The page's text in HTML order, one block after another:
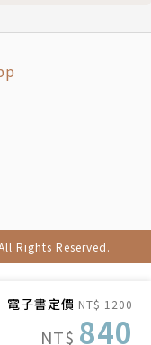
電子書定價 NT$ 1200
NT$ 840
些營養素有助於預
等。
田町。經歷為德
學研究科，於舊雪
的開發。之後來到
養生理學研究室教
Rights Reserved.